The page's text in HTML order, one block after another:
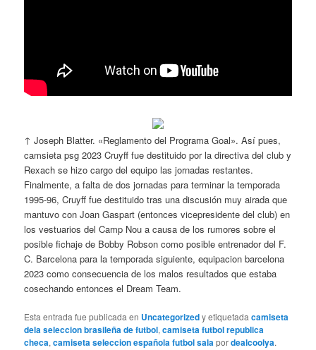
↑ Joseph Blatter. «Reglamento del Programa Goal». Así pues,
camsieta psg 2023 Cruyff fue destituido por la directiva del club y
Rexach se hizo cargo del equipo las jornadas restantes.
Finalmente, a falta de dos jornadas para terminar la temporada
1995-96, Cruyff fue destituido tras una discusión muy airada que
mantuvo con Joan Gaspart (entonces vicepresidente del club) en
los vestuarios del Camp Nou a causa de los rumores sobre el
posible fichaje de Bobby Robson como posible entrenador del F.
C. Barcelona para la temporada siguiente, equipacion barcelona
2023 como consecuencia de los malos resultados que estaba
cosechando entonces el Dream Team.
Esta entrada fue publicada en Uncategorizedy etiquetadacamiseta
dela seleccion brasileña de futbol,camiseta futbol republica
checa,camiseta seleccion española futbol salapordealcoolya.